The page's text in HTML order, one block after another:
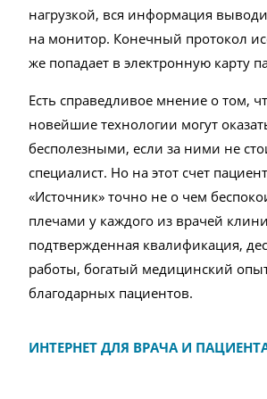
нагрузкой, вся информация
на монитор. Конечный протокол
же попадает в электронную карту
Есть справедливое мнение о том,
новейшие технологии могут
бесполезными, если за ними не
специалист. Но на этот счет
«Источник» точно не о чем
плечами у каждого из врачей
подтвержденная квалификация,
работы, богатый медицинский
благодарных пациентов.
ИНТЕРНЕТ ДЛЯ ВРАЧА И